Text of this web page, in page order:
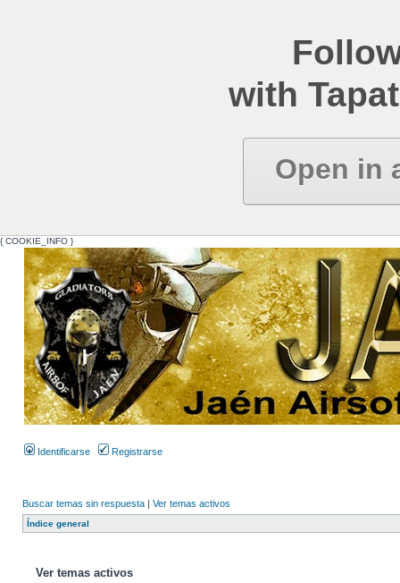
with
Open in
{ COOKIE_INFO }
Identificarse Registrarse
Buscar temas sin respuesta | Ver temas activos
Índice general
Ver temas activos